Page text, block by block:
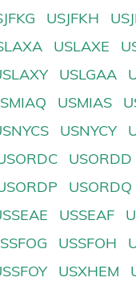
USJFKH
USLAXE
USLGAA
USMIAS
USNYCY
USORDD
USORDQ
USSEAF
USSFOH
USXHEM